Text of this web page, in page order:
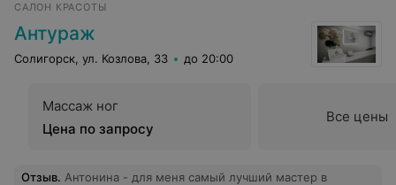
САЛОН КРАСОТЫ
Антураж
Солигорск, ул. Козлова, 33 до 20:00
Массаж ног
Цена по запросу
Все цены
Отзыв. Антонина - для меня самый лучший мастер в